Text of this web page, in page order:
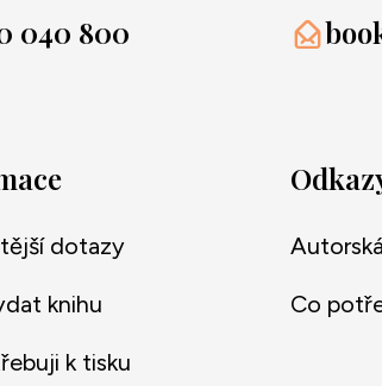
040 800
dotazy
knihu
k tisku
Co